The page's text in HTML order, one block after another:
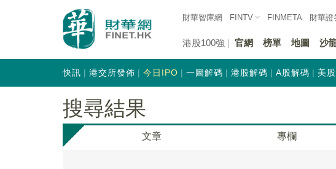
財華智庫網 FINTV FINMETA 財華證
港股100強 官網 榜單 地圖 沙
快訊 港交所發佈 今日IPO 一圖解碼 港股解碼 A股解碼 美
搜尋結果
文章 專欄